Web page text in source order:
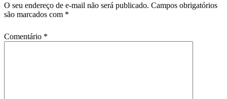
O seu endereço de e-mail não será publicado. Campos obrigatórios
são marcados com *
Comentário *